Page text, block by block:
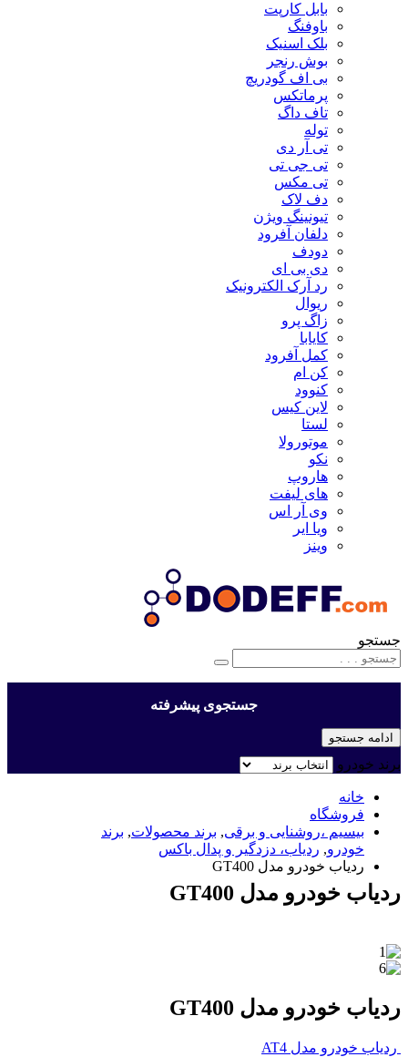
بابل کارپت
باوفنگ
بلک اسنیک
بوش رنجر
بی اف گودریچ
پرماتکس
تاف داگ
توله
تی آر دی
تی جی تی
تی مکس
دف لاک
تیونینگ ویژن
دلفان آفرود
دودف
دی بی ای
رد آرک الکترونیک
ریوال
زاگ پرو
کایابا
کمل آفرود
کن ام
کنوود
لاین کیس
لستا
موتورولا
نکو
هاروپ
های لیفت
وی آر اس
ویا ایر
وینز
جستجو
جستجوی پیشرفته
ادامه جستجو
برند خودرو
خانه
فروشگاه
بیسیم ،روشنایی و برقی, برند محصولات, برند
خودرو, ردیاب، دزدگیر و پدال باکس
ردیاب خودرو مدل GT400
ردیاب خودرو مدل GT400
ردیاب خودرو مدل GT400
ردیاب خودرو مدل AT4